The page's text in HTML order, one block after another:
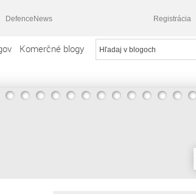
DefenceNews Registrácia
Komerčné blogy